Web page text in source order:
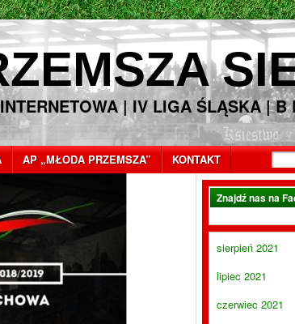
| IV LIGA ŚLĄSKA | B
AP „MŁODA PRZEMSZA” KONTAKT
Znajdź nas na
sierpień 2021
lipiec 2021
czerwiec 2021